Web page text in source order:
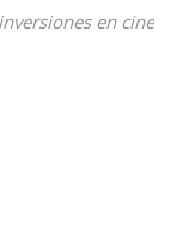
inversiones en cine